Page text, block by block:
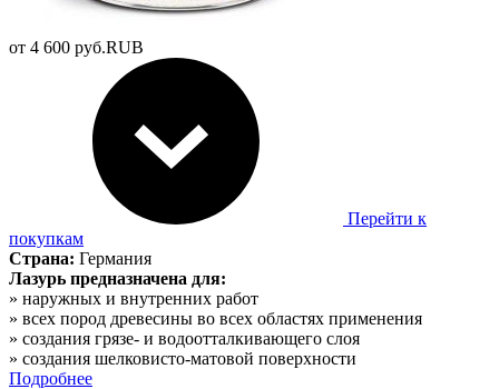
от 4 600 руб.RUB
Перейти к
покупкам
Страна: Германия
Лазурь предназначена для:
» наружных и внутренних работ
» всех пород древесины во всех областях применения
» создания грязе- и водоотталкивающего слоя
» создания шелковисто-матовой поверхности
Подробнее